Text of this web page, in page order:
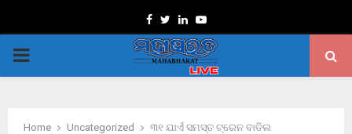
Facebook
TwitterLinkedinYoutube
PRIMARY
Home Uncategorized ୩୧ ଯାଏଁ ସମସ୍ତ ଟ୍ରେନ ବାତିଲ